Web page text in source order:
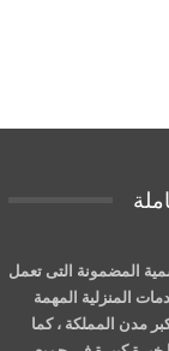
المضمونة التى تعمل
المنزلية المهمة
مدن المملكة ، كما